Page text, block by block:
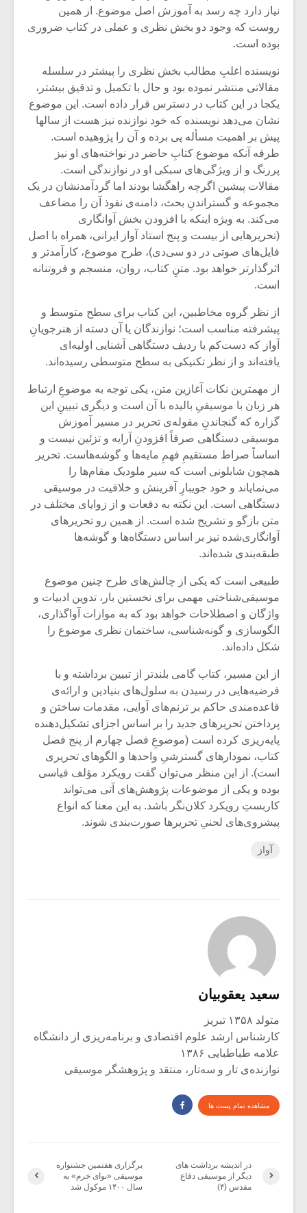
نیاز دارد چه رسد به آموزش اصل موضوع. از همین
روست که وجود دو بخش نظری و عملی در کتاب ضروری
بوده است.
نویسنده اغلبِ مطالب بخش نظری را پیشتر در سلسله
مقالاتی منتشر نموده بود و حال با تکمیل و تدقیق بیشتر،
یکجا در این کتاب در دسترس قرار داده است. این موضوع
نشان می‌دهد نویسنده که خود نوازنده نیز هست از سالها
پیش بر اهمیت مسأله پی برده و آن را پژوهیده است.
طرفه آنکه موضوع کتابِ حاضر در نواخته‌‌های او نیز
پررنگ و از ویژگی‌های سبکی او در نوازندگی است.
مقالات پیشین اگرچه راهگشا بودند اما گردآمدنشان در یک
مجموعه و گستراندنِ بحث، دامنه‌ی نفوذ آن را مضاعف
می‌کند. به ویژه اینکه با افزودن بخش آوانگاری
(تحریرهایی از بیست و پنج استاد آواز ایرانی، همراه با اصل
فایل‌های صوتی در دو سی‌دی)، طرح موضوع، کارآمدتر و
اثرگذارتر خواهد بود. متنِ کتاب، روان، منسجم و فروتنانه
است.
از نظر گروه مخاطبین، این کتاب برای سطح متوسط و
پیشرفته مناسب است؛ نوازندگان یا آن دسته از هنرجویانِ
آواز که دست‌کم با ردیف دستگاهی آشنایی اولیه‌ای
یافته‌اند و از نظر تکنیکی به سطح متوسطی رسیده‌اند.
از مهمترین نکات آغازین متن، یکی توجه به موضوعِ ارتباط
هر زبان با موسیقیِ بالیده با آن است و دیگری تبیینِ این
گزاره که گنجاندنِ مقوله‌ی تحریر در مسیر آموزش
موسیقی دستگاهی صرفاً افزودنِ آرایه و تزئین نیست و
اساساً صراط مستقیمِ فهمِ مایه‌ها و گوشه‌هاست. تحریر
همچون شابلونی است که سیر ملودیک مقام‌ها را
می‌نمایاند و خود جویبارِ آفرینش و خلاقیت در موسیقی
دستگاهی است. این نکته به دفعات و از زوایای مختلف در
متن بازگو و تشریح شده است. از همین رو تحریرهای
آوانگاری‌شده نیز بر اساس دستگاه‌ها و گوشه‌ها
طبقه‌بندی شده‌اند.
طبیعی است که یکی از چالش‌های طرح چنین موضوع
موسیقی‌شناختی مهمی برای نخستین بار، تدوین ادبیات و
واژگان و اصطلاحات خواهد بود که به موازات آواگذاری،
الگوسازی و گونه‌شناسی، ساختمان نظری موضوع را
شکل داده‌اند.
از این مسیر، کتاب گامی بلندتر از تبیین برداشته و با
فرضیه‌هایی در رسیدن به سلول‌های بنیادین و ارائه‌ی
قاعده‌مندی حاکم بر ترنم‌های آوایی، مقدمات ساختن و
پرداختن تحریرهای جدید را بر اساس اجزای تشکیل‌دهنده
پایه‌ریزی کرده است (موضوعِ فصل چهارم از پنج فصل
کتاب، نمودارهای گسترشیِ واحدها و الگوهای تحریری
است). از این منظر می‌توان گفت رویکرد مؤلف قیاسی
بوده و یکی از موضوعات پژوهش‌های آتی می‌تواند
کاربستِ رویکرد کلان‌نگر باشد. به این معنا که انواع
پیشروی‌های لحنیِ تحریرها صورت‌بندی شوند.
آواز
سعید یعقوبیان
متولد ۱۳۵۸ تبریز
کارشناس ارشد علوم اقتصادی و برنامه‌ریزی از دانشگاه
علامه طباطبایی ۱۳۸۶
نوازنده‌ی تار و سه‌تار، منتقد و پژوهشگر موسیقی
مشاهده تمام پست ها
برگزاری هفتمین جشنواره
موسیقی «نوای خرم» به
سال ۱۴۰۰ موکول شد
در اندیشه برداشت های
دیگر از موسیقی دفاع
مقدس (۴)
میکلوش روژا
یادداشتی بر موسیقی
متن فیلم «متری
اگر نمی توانی
مشهورترین باشی،
بدنام ترین باش
دوره
سکانسی